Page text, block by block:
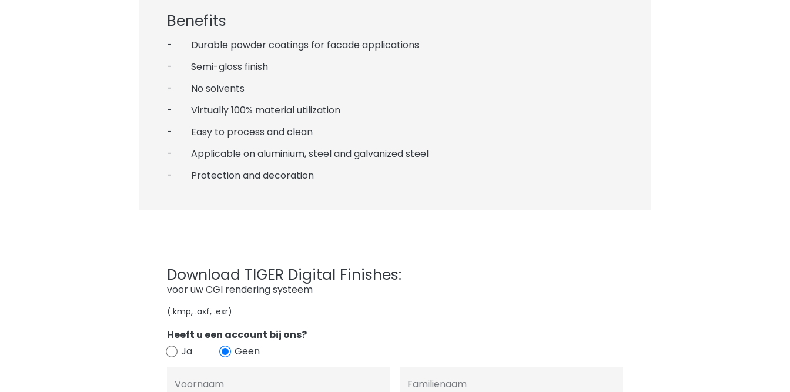
Benefits
- Durable powder coatings for facade applications
- Semi-gloss finish
- No solvents
- Virtually 100% material utilization
- Easy to process and clean
- Applicable on aluminium, steel and galvanized steel
- Protection and decoration
Download TIGER Digital Finishes:
voor uw CGI rendering systeem
(.kmp, .axf, .exr)
Heeft u een account bij ons?
Ja
Geen
Voornaam Familienaam